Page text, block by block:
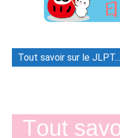
Tout savoir sur le JLPT...